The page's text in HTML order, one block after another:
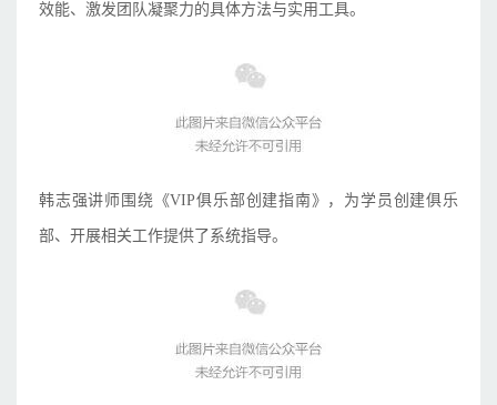
效能、激发团队凝聚力的具体方法与实用工具。
韩志强讲师围绕《VIP俱乐部创建指南》，为学员创建俱乐
部、开展相关工作提供了系统指导。